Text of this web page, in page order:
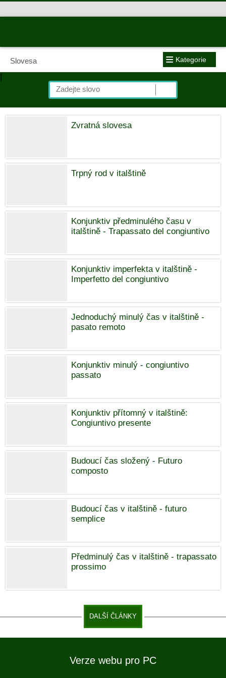
Slovesa ≡ Kategorie
|
Zvratná slovesa
Trpný rod v italštině
Konjunktiv předminulého času v
italštině - Trapassato del congiuntivo
Konjunktiv imperfekta v italštině -
Imperfetto del congiuntivo
Jednoduchý minulý čas v italštině -
pasato remoto
Konjunktiv minulý - congiuntivo
passato
Konjunktiv přítomný v italštině:
Congiuntivo presente
Budoucí čas složený - Futuro
composto
Budoucí čas v italštině - futuro
semplice
Předminulý čas v italštině - trapassato
prossimo
DALŠÍ ČLÁNKY
Verze webu pro PC